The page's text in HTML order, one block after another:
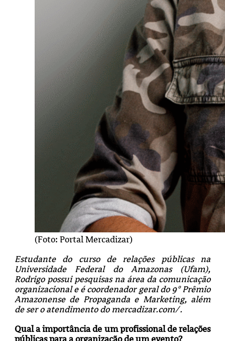
(Foto: Portal Mercadizar)
Estudante do curso de relações públicas na
Universidade Federal do Amazonas (Ufam),
Rodrigo possui pesquisas na área da comunicação
organizacional e é coordenador geral do 9º Prêmio
Amazonense de Propaganda e Marketing, além
de ser o atendimento do mercadizar.com/.
Qual a importância de um profissional de relações